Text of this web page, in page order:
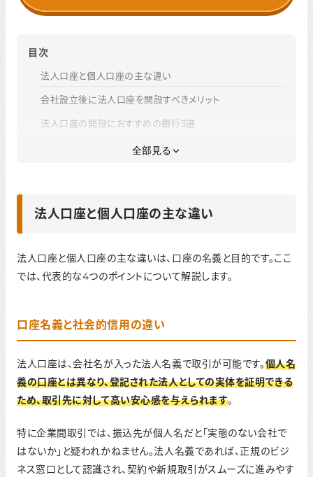
目次
法人口座と個人口座の主な違い
会社設立後に法人口座を開設すべきメリット
法人口座の開設におすすめの銀行3選
法人口座の開設・利用開始までの流れ（ネット銀行の場合）
まとめ｜法人口座と個人口座の違いを理解して最適な銀行
全部見る
法人口座と個人口座の主な違い
法人口座と個人口座の主な違いは、口座の名義と目的です。ここ
では、代表的な4つのポイントについて解説します。
口座名義と社会的信用の違い
法人口座は、会社名が入った法人名義で取引が可能です。個人名
義の口座とは異なり、登記された法人としての実体を証明できる
ため、取引先に対して高い安心感を与えられます。
特に企業間取引では、振込先が個人名だと「実態のない会社で
はないか」と疑われかねません。法人名義であれば、正規のビジ
ネス窓口として認識され、契約や新規取引がスムーズに進みやす